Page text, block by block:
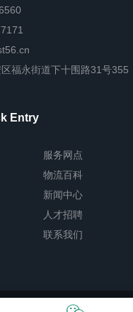
福永街道下十围路31号355
Entry
服务网点
物流百科
新闻中心
人才招聘
联系我们
深圳市恒盛通物流有限公司